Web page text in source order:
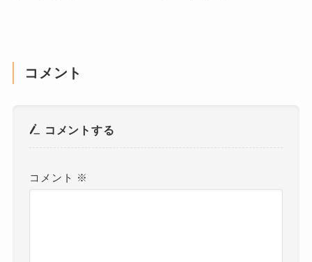
コメント
コメントする
コメント ※